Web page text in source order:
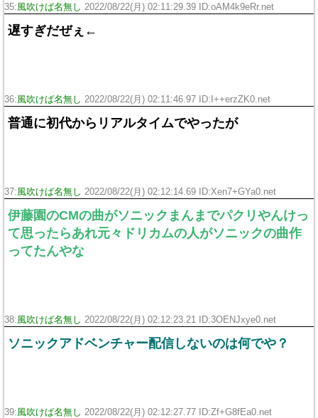
35:風吹けば名無し 2022/08/22(月) 02:11:29.39 ID:oAM4k9eRr.net
遅すぎだぜぇ←
36:風吹けば名無し 2022/08/22(月) 02:11:46.97 ID:I++erzZK0.net
普通に初代からリアルタイムでやったが
37:風吹けば名無し 2022/08/22(月) 02:12:14.69 ID:Xen7+GYa0.net
伊藤園のCMの曲がソニックまんまでパクリやんけっ
て思ったらあれ元々ドリカムの人がソニックの曲作
ってたんやな
38:風吹けば名無し 2022/08/22(月) 02:12:23.21 ID:3OENJxye0.net
ソニックアドベンチャー配信しないのは何でや？
39:風吹けば名無し 2022/08/22(月) 02:12:27.77 ID:Zf+G8fEa0.net